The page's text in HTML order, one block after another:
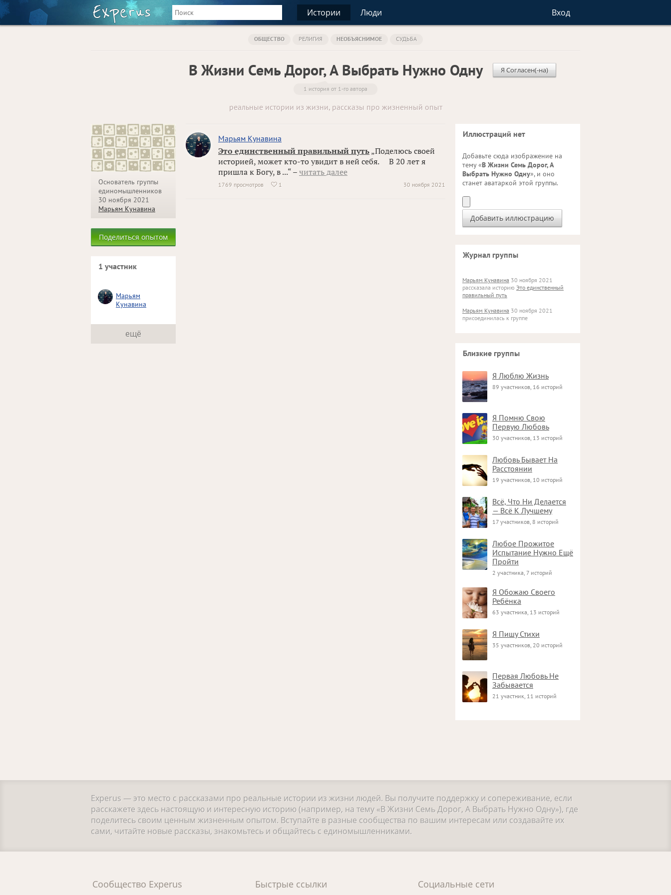
Истории Люди Вход
ОБЩЕСТВО РЕЛИГИЯ НЕОБЪЯСНИМОЕ СУДЬБА
В Жизни Семь Дорог, А Выбрать Нужно Одну Я Согласен(-на)
1 история от 1-го автора
реальные истории из жизни, рассказы про жизненный опыт
Основатель группы
единомышленников
30 ноября 2021
Марьям Кунавина
Поделиться опытом
1 участник
Марьям
Кунавина
ещё
Марьям Кунавина
Это единственный правильный путь „Поделюсь своей
историей, может кто-то увидит в ней себя. ⠀ В 20 лет я
пришла к Богу, в ...“ – читать далее
30 ноября 2021
1769 просмотров  1
Иллюстраций нет
Добавьте сюда изображение на
тему «В Жизни Семь Дорог, А
Выбрать Нужно Одну», и оно
станет аватаркой этой группы.
Журнал группы
Марьям Кунавина 30 ноября 2021
рассказала историю Это единственный
правильный путь
Марьям Кунавина 30 ноября 2021
присоединилась к группе
Близкие группы
Я Люблю Жизнь
89 участников, 16 историй
Я Помню Свою
Первую Любовь
30 участников, 13 историй
Любовь Бывает На
Расстоянии
19 участников, 10 историй
Всё, Что Ни Делается
— Всё К Лучшему
17 участников, 8 историй
Любое Прожитое
Испытание Нужно Ещё
Пройти
2 участника, 7 историй
Я Обожаю Своего
Ребёнка
63 участника, 13 историй
Я Пишу Стихи
35 участников, 20 историй
Первая Любовь Не
Забывается
21 участник, 11 историй
Experus — это место с рассказами про реальные истории из жизни людей. Вы получите поддержку и сопереживание, если
расскажете здесь настоящую и интересную историю (например, на тему «В Жизни Семь Дорог, А Выбрать Нужно Одну»), где
поделитесь своим ценным жизненным опытом. Вступайте в разные сообщества по вашим интересам или создавайте их
сами, читайте новые рассказы, знакомьтесь и общайтесь с единомышленниками.
Сообщество Experus Быстрые ссылки Социальные сети